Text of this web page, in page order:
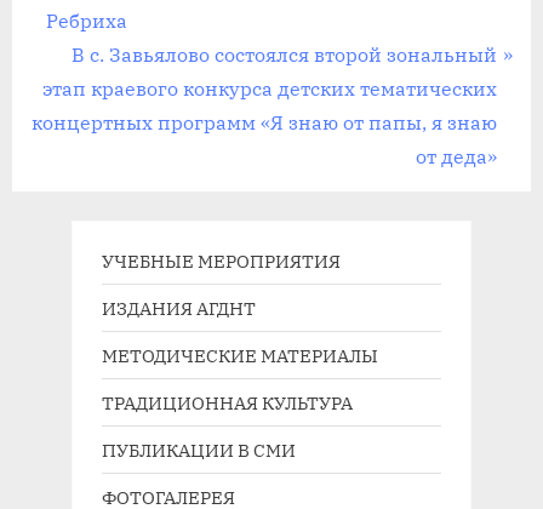
записям
д
д
у
Ребриха
С
л
е
В с. Завьялово состоялся второй зональный
этап краевого конкурса детских тематических
концертных программ «Я знаю от папы, я знаю
от деда»
УЧЕБНЫЕ МЕРОПРИЯТИЯ
ИЗДАНИЯ АГДНТ
МЕТОДИЧЕСКИЕ МАТЕРИАЛЫ
ТРАДИЦИОННАЯ КУЛЬТУРА
ПУБЛИКАЦИИ В СМИ
ФОТОГАЛЕРЕЯ